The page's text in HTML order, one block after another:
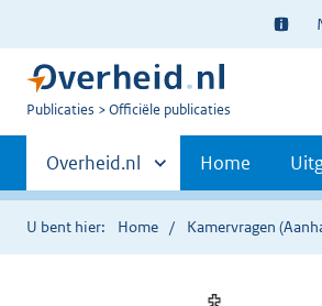
Ter
U
Publicaties Officiële publicaties
Primaire
navigatie
Andere
sites
binnen
Overheid.nl Home
U bent hier: Home Kamervragen